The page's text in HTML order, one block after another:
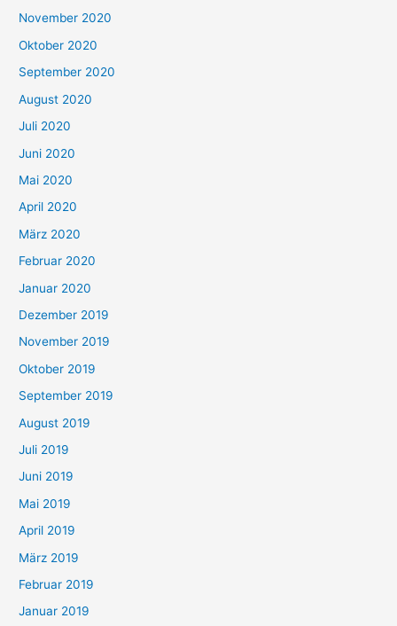
November 2020
Oktober 2020
September 2020
August 2020
Juli 2020
Juni 2020
Mai 2020
April 2020
März 2020
Februar 2020
Januar 2020
Dezember 2019
November 2019
Oktober 2019
September 2019
August 2019
Juli 2019
Juni 2019
Mai 2019
April 2019
März 2019
Februar 2019
Januar 2019